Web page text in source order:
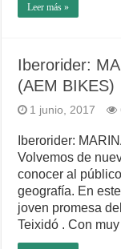
Leer más »
Iberorider:
(AEM BIKES)
1 junio, 2017
Iberorider:
Volvemos de
conocer al
geografía. En
joven promesa
Teixidó . Con